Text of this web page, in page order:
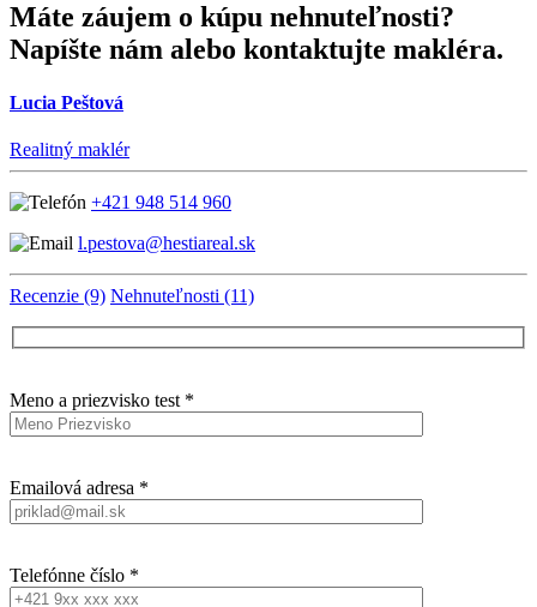
Máte záujem o kúpu nehnuteľnosti?
Napíšte nám alebo kontaktujte makléra.
Lucia Peštová
Realitný maklér
+421 948 514 960
l.pestova@hestiareal.sk
Recenzie (9) Nehnuteľnosti (11)
Meno a priezvisko test *
Emailová adresa *
Telefónne číslo *